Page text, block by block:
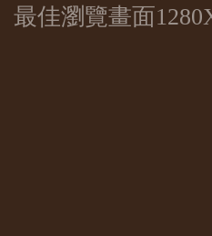
最佳瀏覽畫面